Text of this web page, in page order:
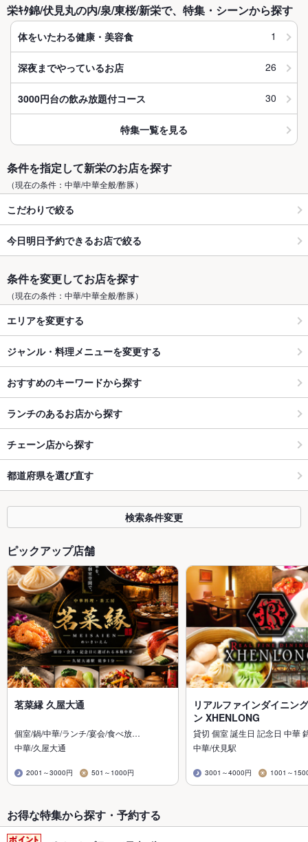
栄ｷﾀ錦/伏見丸の内/泉/東桜/新栄で、特集・シーンから探す
体をいたわる健康・美容食 1
深夜までやっているお店 26
3000円台の飲み放題付コース 30
特集一覧を見る
条件を指定して新栄のお店を探す
（現在の条件：中華/中華全般/酢豚）
こだわりで絞る
今日明日予約できるお店で絞る
条件を変更してお店を探す
（現在の条件：中華/中華全般/酢豚）
エリアを変更する
ジャンル・料理メニューを変更する
おすすめのキーワードから探す
ランチのあるお店から探す
チェーン店から探す
都道府県を選び直す
検索条件変更
ピックアップ店舗
茗菜縁 久屋大通
個室/鍋/中華/ランチ/宴会/食べ放…
中華/久屋大通
2001～3000円 501～1000円
リアルファインダイニン
ン XHENLONG
貸切 個室 誕生日 記念日 中華
中華/伏見駅
3001～4000円 1001～
お得な特集から探す・予約する